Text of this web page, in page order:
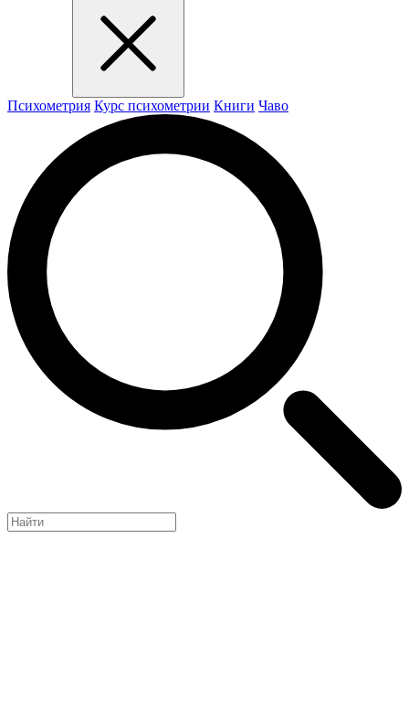
Психометрия Курс психометрии Книги Чаво